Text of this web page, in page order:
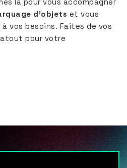
d’objets et vous
vos besoins. Faites de vos
pour votre